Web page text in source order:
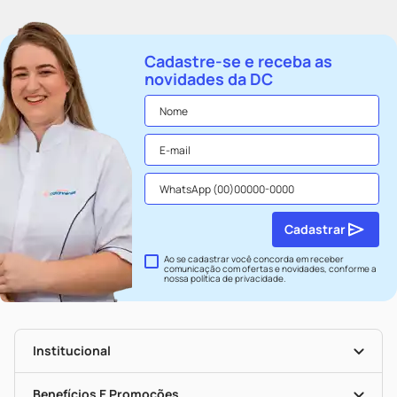
Cadastre-se e receba as
novidades da DC
Ao se cadastrar você concorda em receber
comunicação com ofertas e novidades, conforme a
nossapolítica de privacidade.
Cadastrar
Institucional
Nossas Lojas